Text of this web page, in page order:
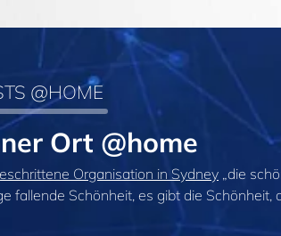
@HOME
Ort @home
Organisation in Sydney „die
fallende Schönheit, es gibt die Schönheit,